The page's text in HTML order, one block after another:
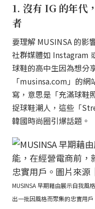
1. 沒有 IG 的年代
者
要理解 MUSINSA 的影
社群媒體如 Instagram
球鞋的高中生因為想分
「musinsa.com」的
寫，意思是「充滿球鞋
捉球鞋潮人，這些「
韓國時尚圈引爆話題。
MUSINSA 早期藉由展示自我風
出一批因風格而聚集的忠實用